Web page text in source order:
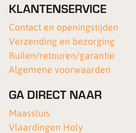
KLANTENSERVICE
Contact en openingstijden
Verzending en bezorging
Ruilen/retouren/garantie
Algemene voorwaarden
GA DIRECT NAAR
Maassluis
Vlaardingen Holy